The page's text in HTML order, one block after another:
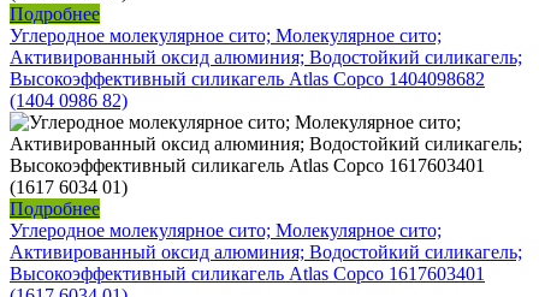
Подробнее
Углеродное молекулярное сито; Молекулярное сито;
Активированный оксид алюминия; Водостойкий силикагель;
Высокоэффективный силикагель Atlas Copco 1404098682
(1404 0986 82)
Подробнее
Углеродное молекулярное сито; Молекулярное сито;
Активированный оксид алюминия; Водостойкий силикагель;
Высокоэффективный силикагель Atlas Copco 1617603401